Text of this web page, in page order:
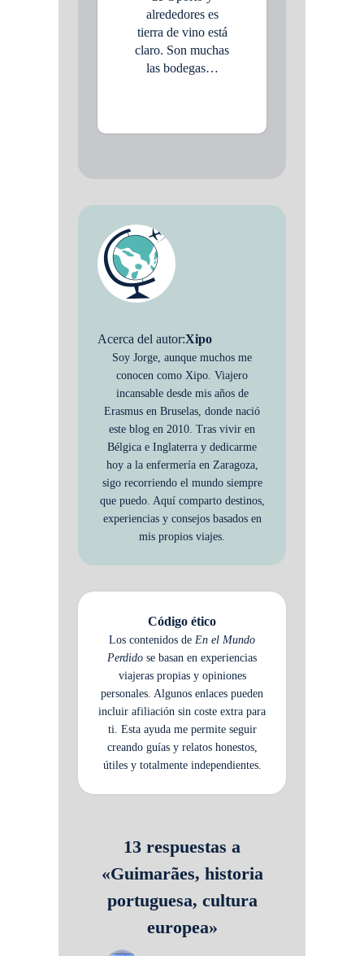
alrededores es
tierra de vino está
claro. Son muchas
las bodegas…
Acerca del autor:Xipo
Soy Jorge, aunque muchos me
conocen como Xipo. Viajero
incansable desde mis años de
Erasmus en Bruselas, donde nació
este blog en 2010. Tras vivir en
Bélgica e Inglaterra y dedicarme
hoy a la enfermería en Zaragoza,
sigo recorriendo el mundo siempre
que puedo. Aquí comparto destinos,
experiencias y consejos basados en
mis propios viajes.
Código ético
Los contenidos de En el Mundo
Perdido se basan en experiencias
viajeras propias y opiniones
personales. Algunos enlaces pueden
incluir afiliación sin coste extra para
ti. Esta ayuda me permite seguir
creando guías y relatos honestos,
útiles y totalmente independientes.
13 respuestas a
«Guimarães, historia
portuguesa, cultura
europea»